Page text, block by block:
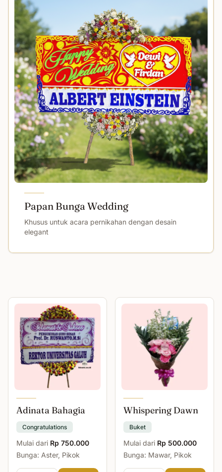
Papan Bunga Wedding
Khusus untuk acara pernikahan dengan desain
elegant
Adinata Bahagia
Congratulations
Mulai dari Rp 750.000
Bunga: Aster, Pikok
Whispering Dawn
Buket
Mulai dari Rp 500.000
Bunga: Mawar, Pikok